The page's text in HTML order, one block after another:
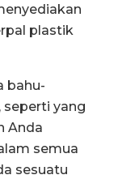
plastik
bahu-
seperti yang
Anda
semua
sesuatu